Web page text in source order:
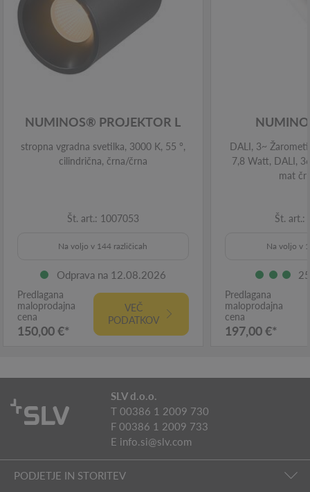
NUMINOS® PROJEKTOR L
stropna vgradna svetilka, 3000 K, 55 °,
cilindrična, črna/črna
Št. art.: 1007053
Na voljo v 144 različicah
Odprava na 12.08.2026
Predlagana
maloprodajna
cena
150,00 €*
VEČ
PODATKOV
DALI, 3~
7,8 Watt, DALI,
mat
Št. art.:
Na voljo v
Predlagana
maloprodajna
cena
197,00 €*
SLV d.o.o.
T 00386 1 2009 730
F 00386 1 2009 733
E info.si@slv.com
PODJETJE IN STORITEV